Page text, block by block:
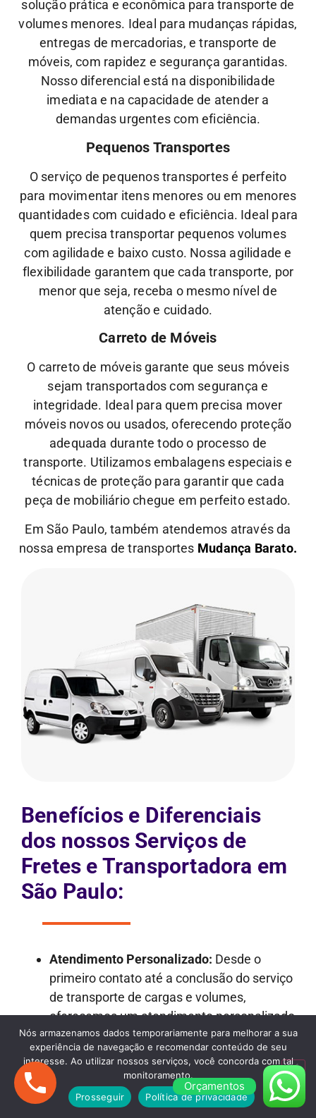
solução prática e econômica para transporte de
volumes menores. Ideal para mudanças rápidas,
entregas de mercadorias, e transporte de
móveis, com rapidez e segurança garantidas.
Nosso diferencial está na disponibilidade
imediata e na capacidade de atender a
demandas urgentes com eficiência.
Pequenos Transportes
O serviço de pequenos transportes é perfeito
para movimentar itens menores ou em menores
quantidades com cuidado e eficiência. Ideal para
quem precisa transportar pequenos volumes
com agilidade e baixo custo. Nossa agilidade e
flexibilidade garantem que cada transporte, por
menor que seja, receba o mesmo nível de
atençãoe cuidado.
Carreto de Móveis
O carreto de móveis garante que seus móveis
sejam transportados com segurança e
integridade. Ideal para quem precisa mover
móveis novos ou usados, oferecendo proteção
adequada durante todo o processo de
transporte. Utilizamos embalagens especiais e
técnicas de proteção para garantir que cada
peça de mobiliário chegue em perfeito estado.
Em São Paulo, também atendemos através da
nossa empresa de transportes Mudança Barato.
Benefícios e Diferenciais
dos nossos Serviços de
Fretes e Transportadora em
São Paulo:
Atendimento Personalizado: Desde o
primeiro contato até a conclusão do serviço
de transporte de cargas e volumes,
oferecemos um atendimento personalizado
e dedicado.
Transparência nos Orçamentos:Nossos
orçamentos são detalhados e
transparentes, garantindo que não haja
surpresas desagradáveis ao longo do
Orçamentos
Nós armazenamos dados temporariamente para melhorar a sua
experiência de navegação e recomendar conteúdo de seu
interesse. Ao utilizar nossos serviços, você concorda com tal
monitoramento.
Prosseguir
Política de privacidade